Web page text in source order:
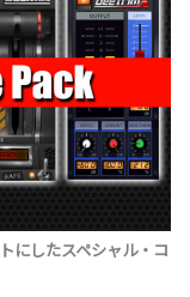
にしたスペシャル・コ